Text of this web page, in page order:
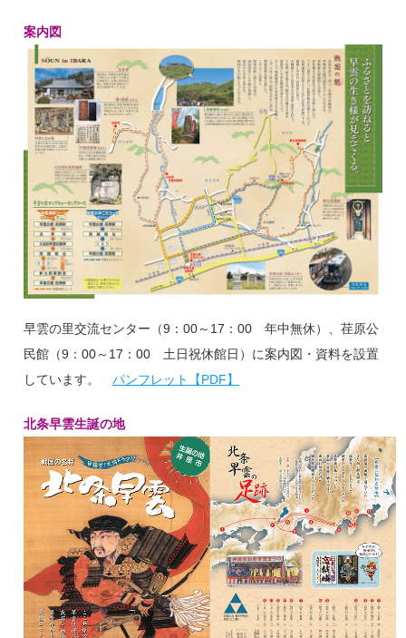
案内図
早雲の里交流センター（9：00～17：00 年中無休）、荏原公
民館（9：00～17：00 土日祝休館日）に案内図・資料を設置
しています。 パンフレット【PDF】
北条早雲生誕の地